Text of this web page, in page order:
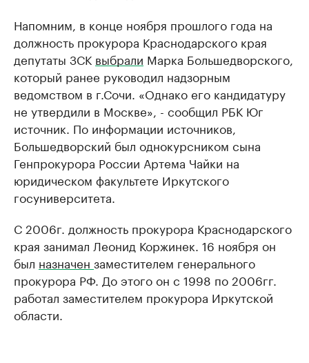
Напомним, в конце ноября прошлого года на
должность прокурора Краснодарского края
депутаты ЗСК выбрали Марка Большедворского,
который ранее руководил надзорным
ведомством в г.Сочи. «Однако его кандидатуру
не утвердили в Москве», - сообщил РБК Юг
источник. По информации источников,
Большедворский был однокурсником сына
Генпрокурора России Артема Чайки на
юридическом факультете Иркутского
госуниверситета.
С 2006г. должность прокурора Краснодарского
края занимал Леонид Коржинек. 16 ноября он
был назначен заместителем генерального
прокурора РФ. До этого он с 1998 по 2006гг.
работал заместителем прокурора Иркутской
области.